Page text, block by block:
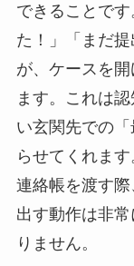
できることで
た！」「まだ
が、ケースを
ます。これは
い玄関先での
らせてくれま
連絡帳を渡す
出す動作は非
りません。